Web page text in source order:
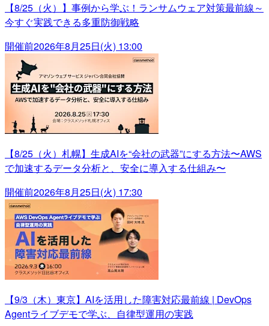
【8/25（火）】事例から学ぶ！ランサムウェア対策最前線～
今すぐ実践できる多重防御戦略
開催前2026年8月25日(火) 13:00
【8/25（火）札幌】生成AIを“会社の武器”にする方法〜AWS
で加速するデータ分析と、安全に導入する仕組み〜
開催前2026年8月25日(火) 17:30
【9/3（木）東京】AIを活用した障害対応最前線 | DevOps
Agentライブデモで学ぶ、自律型運用の実践